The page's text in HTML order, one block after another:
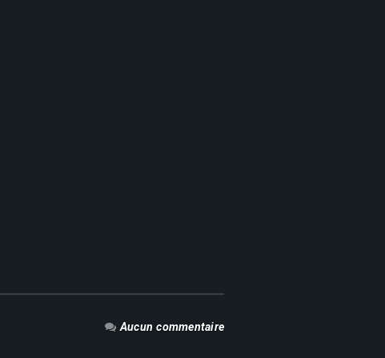
Aucun commentaire